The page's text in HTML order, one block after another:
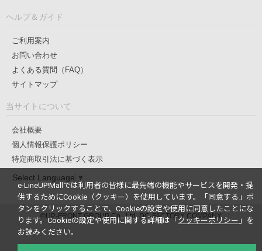
ヘルプ＆ガイド
ご利用案内
お問い合わせ
よくある質問（FAQ）
サイトマップ
当サイトについて
会社概要
個人情報保護ポリシー
特定商取引法に基づく表示
Select Language ▼
©UP-FRONT GROUP Co., Ltd. DC-FACTORY COMPANY
e-LineUP!Mallでは利用者の皆様に最先端の機能やサービスを開発・提
供するためにCookie（クッキー）を使用しています。
「同意する」ボ
タンをクリックすることで、Cookieの設定や使用に同意したことにな
ります。Cookieの設定や使用に関する詳細は「 クッキーポリシー 」を
お読みください。